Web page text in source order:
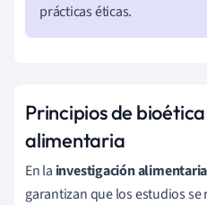
prácticas éticas.
Principios de
alimentaria
En la investigación alimentaria
garantizan que los estudios